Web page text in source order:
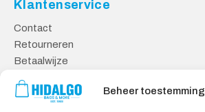
Beheer toestemming
Klantenservice
Contact
Retourneren
Betaalwijze
Veilig Shoppen